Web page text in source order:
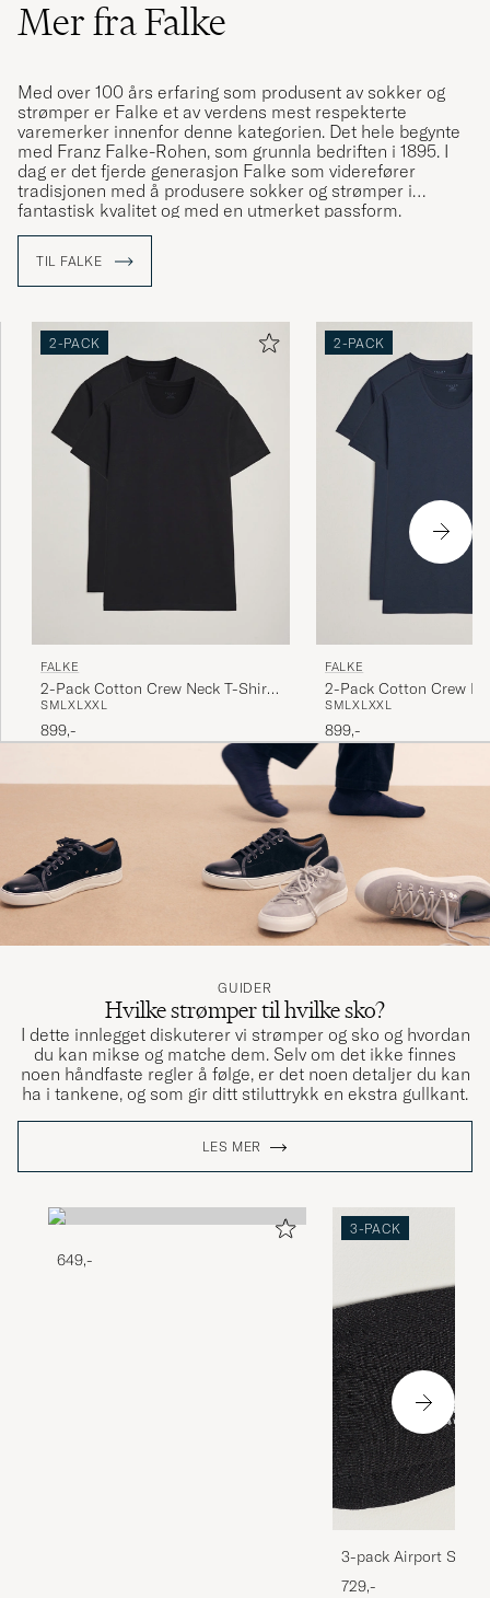
Mer fra Falke
Med over 100 års erfaring som produsent av sokker og
strømper er Falke et av verdens mest respekterte
varemerker innenfor denne kategorien. Det hele begynte
med Franz Falke-Rohen, som grunnla bedriften i 1895. I
dag er det fjerde generasjon Falke som viderefører
tradisjonen med å produsere sokker og strømper i
fantastisk kvalitet og med en utmerket passform.
TIL FALKE
2-PACK
FALKE
2-Pack Cotton Crew Neck T-Shirt
Black
SMLXLXXL
899,-
2-PACK
FALKE
2-Pack Cotton Crew
Midnight
SMLXLXXL
899,-
GUIDER
Hvilke strømper til hvilke sko?
I dette innlegget diskuterer vi strømper og sko og hvordan
du kan mikse og matche dem. Selv om det ikke finnes
noen håndfaste regler å følge, er det noen detaljer du kan
ha i tankene, og som gir ditt stiluttrykk en ekstra gullkant.
LES MER
649,-
3-PACK
3-pack Airport
Melange
729,-